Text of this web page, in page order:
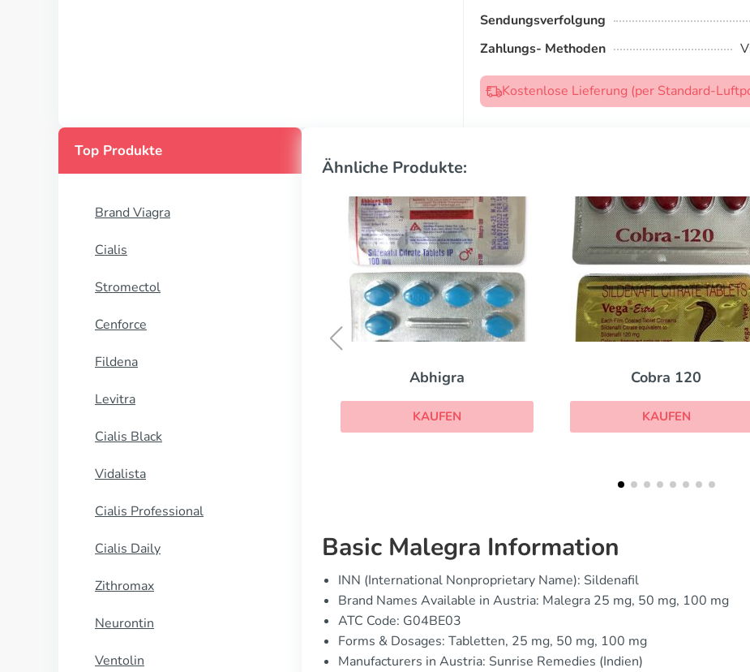
Sendungsverfolgung
Zahlungs- Methoden
Kostenlose Lieferung (per Standard-
Top Produkte
Brand Viagra
Cialis
Stromectol
Cenforce
Fildena
Levitra
Cialis Black
Vidalista
Cialis Professional
Cialis Daily
Zithromax
Neurontin
Ventolin
Ähnliche Produkte:
Cobra 120
KAUFEN
Brand Cialis
KAUFEN
Basic Malegra Information
INN (International Nonproprietary Name): Sildenafil
Brand Names Available in Austria: Malegra 25 mg, 50 mg, 100 mg
ATC Code: G04BE03
Forms & Dosages: Tabletten, 25 mg, 50 mg, 100 mg
Manufacturers in Austria: Sunrise Remedies (Indien)